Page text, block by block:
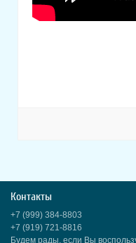
Контакты
+7 (999) 384-8803
+7 (919) 721-8816
Будем рады, если Вы